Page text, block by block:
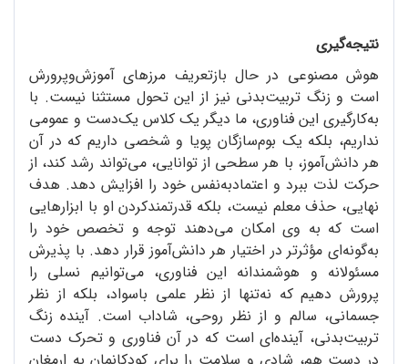
نتیجه‌گیری
هوش مصنوعی در حال بازتعریف مرزهای آموزش‌وپرورش
است و زنگ تربیت‌بدنی نیز از این تحول مستثنا نیست. با
به‌کارگیری این فناوری، ما دیگر یک کلاس یک‌دست و عمومی
نداریم، بلکه یک بوم‌سازگان پویا و شخصی داریم که در آن
هر دانش‌آموز، با هر سطحی از توانایی، می‌تواند رشد کند، از
حرکت لذت ببرد و اعتمادبه‌نفس خود را افزایش دهد. هدف
نهایی، حذف معلم نیست، بلکه قدرتمندکردن او با ابزارهایی
است که به وی امکان می‌دهند توجه و تخصص خود را
به‌گونه‌ای مؤثرتر در اختیار هر دانش‌آموز قرار دهد. با پذیرش
مسئولانه و هوشمندانه این فناوری، می‌توانیم نسلی را
پرورش دهیم که نه‌تنها از نظر علمی باسواد، بلکه از نظر
جسمانی، سالم و از نظر روحی، شاداب است. آینده زنگ
تربیت‌بدنی، آینده‌ای است که در آن فناوری و تحرک دست